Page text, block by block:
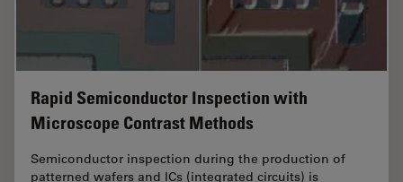
Rapid Semiconductor Inspection with
Microscope Contrast Methods
Semiconductor inspection during the production of
patterned wafers and ICs (integrated circuits) is